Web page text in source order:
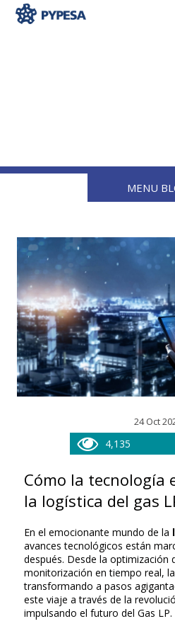
MENU
24 Oct
4,135
Cómo la tecnología
la logística del gas
En el emocionante mundo de la
avances tecnológicos están
después. Desde la optimización
monitorización en tiempo real,
transformando a pasos
este viaje a través de la
impulsando el futuro del Gas LP.